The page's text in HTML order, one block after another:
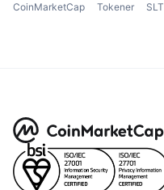
CoinMarketCap Tokener SLT